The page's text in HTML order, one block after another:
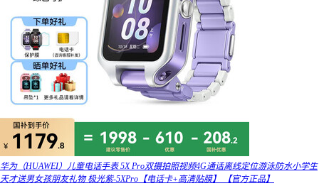
华为（HUAWEI）儿童电话手表 5X Pro双摄拍照视频4G通话离线定位游泳防水小学生
天才送男女孩朋友礼物 极光紫-5XPro【电话卡+高清贴膜】 【官方正品】